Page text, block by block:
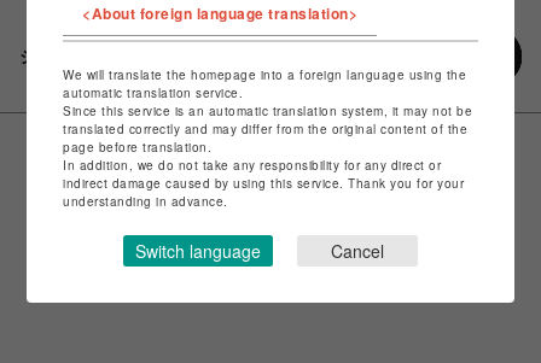
シェアする
<About foreign language translation>
We will translate the homepage into a foreign language using the
automatic translation service.
Since this service is an automatic translation system, it may not be
translated correctly and may differ from the original content of the
page before translation.
In addition, we do not take any responsibility for any direct or
indirect damage caused by using this service. Thank you for your
understanding in advance.
Switch language Cancel